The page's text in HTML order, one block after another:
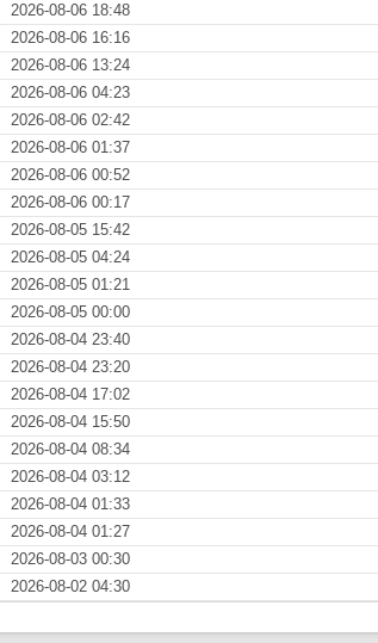
2026-08-06 18:48
2026-08-06 16:16
2026-08-06 13:24
2026-08-06 04:23
2026-08-06 02:42
2026-08-06 01:37
2026-08-06 00:52
2026-08-06 00:17
2026-08-05 15:42
2026-08-05 04:24
2026-08-05 01:21
2026-08-05 00:00
2026-08-04 23:40
2026-08-04 23:20
2026-08-04 17:02
2026-08-04 15:50
2026-08-04 08:34
2026-08-04 03:12
2026-08-04 01:33
2026-08-04 01:27
2026-08-03 00:30
2026-08-02 04:30